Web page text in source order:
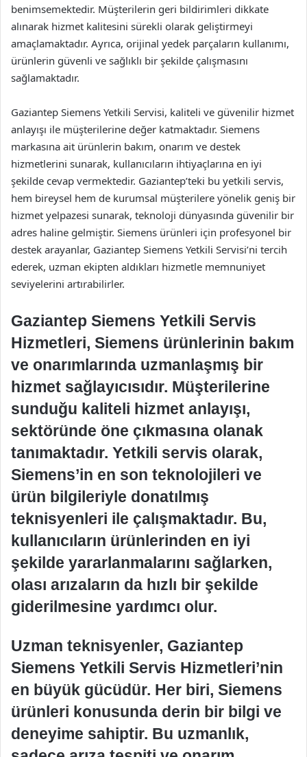
benimsemektedir. Müşterilerin geri bildirimleri dikkate
alınarak hizmet kalitesini sürekli olarak geliştirmeyi
amaçlamaktadır. Ayrıca, orijinal yedek parçaların kullanımı,
ürünlerin güvenli ve sağlıklı bir şekilde çalışmasını
sağlamaktadır.
Gaziantep Siemens Yetkili Servisi, kaliteli ve güvenilir hizmet
anlayışı ile müşterilerine değer katmaktadır. Siemens
markasına ait ürünlerin bakım, onarım ve destek
hizmetlerini sunarak, kullanıcıların ihtiyaçlarına en iyi
şekilde cevap vermektedir. Gaziantep’teki bu yetkili servis,
hem bireysel hem de kurumsal müşterilere yönelik geniş bir
hizmet yelpazesi sunarak, teknoloji dünyasında güvenilir bir
adres haline gelmiştir. Siemens ürünleri için profesyonel bir
destek arayanlar, Gaziantep Siemens Yetkili Servisi’ni tercih
ederek, uzman ekipten aldıkları hizmetle memnuniyet
seviyelerini artırabilirler.
Gaziantep Siemens Yetkili Servis
Hizmetleri, Siemens ürünlerinin bakım
ve onarımlarında uzmanlaşmış bir
hizmet sağlayıcısıdır. Müşterilerine
sunduğu kaliteli hizmet anlayışı,
sektöründe öne çıkmasına olanak
tanımaktadır. Yetkili servis olarak,
Siemens’in en son teknolojileri ve
ürün bilgileriyle donatılmış
teknisyenleri ile çalışmaktadır. Bu,
kullanıcıların ürünlerinden en iyi
şekilde yararlanmalarını sağlarken,
olası arızaların da hızlı bir şekilde
giderilmesine yardımcı olur.
Uzman teknisyenler, Gaziantep
Siemens Yetkili Servis Hizmetleri’nin
en büyük gücüdür. Her biri, Siemens
ürünleri konusunda derin bir bilgi ve
deneyime sahiptir. Bu uzmanlık,